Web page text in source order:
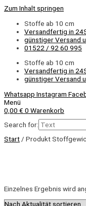
Zum Inhalt springen
Stoffe ab 10 cm
Versandfertig in
günstiger Versand
01522 / 92 60 995
Stoffe ab 10 cm
Versandfertig in
günstiger Versand
Whatsapp Instagram
Menü
0,00 € 0 Warenkorb
Search for:
Start / Produkt
Einzelnes Ergebnis wird